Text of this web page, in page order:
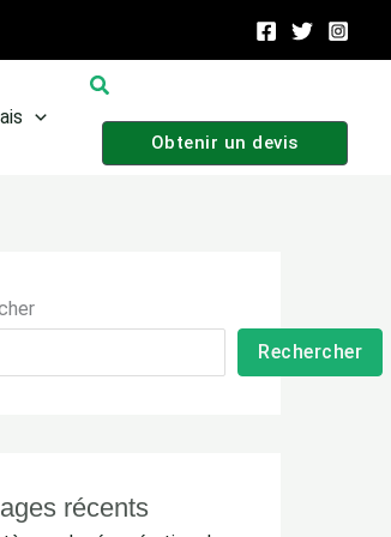
Recherche
Obtenir un devis
Rechercher
récents